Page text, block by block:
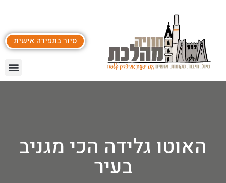
סיור בתפירה אישית
האוטו גלידה הכי מגניב
בעיר